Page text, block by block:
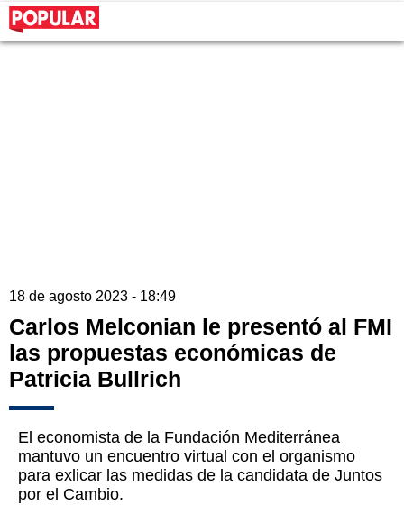
18 de agosto 2023 - 18:49
Carlos Melconian le presentó al FMI
las propuestas económicas de
Patricia Bullrich
El economista de la Fundación Mediterránea
mantuvo un encuentro virtual con el organismo
para exlicar las medidas de la candidata de Juntos
por el Cambio.